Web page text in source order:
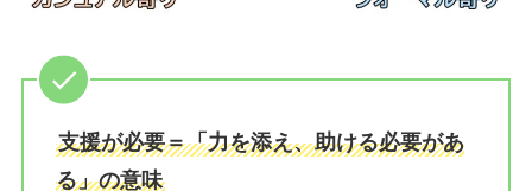
支援が必要＝「力を添え、助ける必要があ
る」の意味